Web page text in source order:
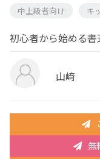
中上級者向け
キ
初心者から始める書
山﨑
無